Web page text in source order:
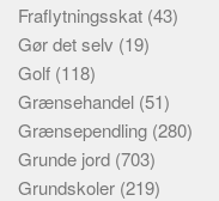
Fraflytningsskat (43)
Gør det selv (19)
Golf (118)
Grænsehandel (51)
Grænsependling (280)
Grunde jord (703)
Grundskoler (219)